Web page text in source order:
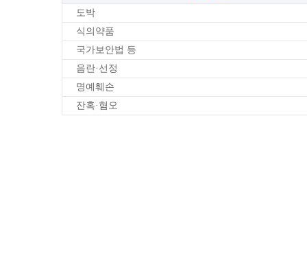
도박
식의약품
국가보안법 등
음란·선정
명예훼손
잔혹·혐오